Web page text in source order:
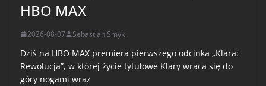
HBO MAX
2026-08-07 Sebastian Smyk
Dziś na HBO MAX premiera pierwszego odcinka „Klara:
Rewolucja”, w której życie tytułowe Klary wraca się do
góry nogami wraz